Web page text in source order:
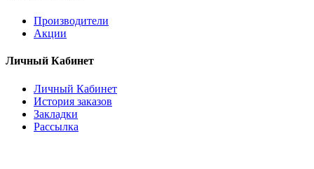
Производители
Акции
Личный Кабинет
Личный Кабинет
История заказов
Закладки
Рассылка